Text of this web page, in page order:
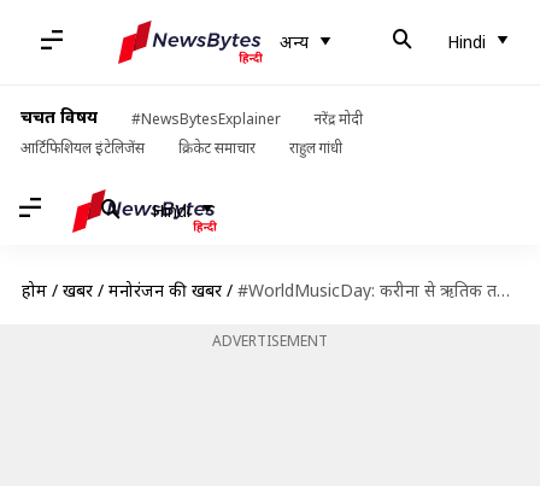
अन्य Hindi
चर्चित विषय #NewsBytesExplainer
नरेंद्र मोदी
आर्टिफिशियल इंटेलिजेंस
क्रिकेट समाचार राहुल गांधी
Hindi
होम / खबरें / मनोरंजन की खबरें / #WorldMusicDay: करीना से ऋतिक तक वो स्टार्स जिन्होंने अपनी फिल्मों में की सिंगिग
ADVERTISEMENT